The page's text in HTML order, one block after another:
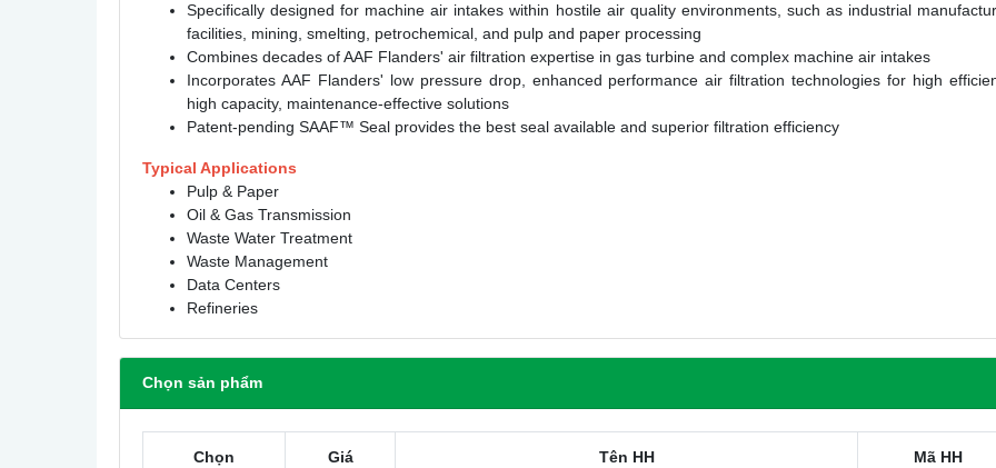
Specifically designed for machine air intakes within hostile air quality environments, such as industrial
facilities, mining, smelting, petrochemical, and pulp and paper processing
Combines decades of AAF Flanders' air filtration expertise in gas turbine and complex machine air intakes
Incorporates AAF Flanders' low pressure drop, enhanced performance air filtration technologies for high
high capacity, maintenance-effective solutions
Patent-pending SAAF™ Seal provides the best seal available and superior filtration efficiency
Typical Applications
Pulp & Paper
Oil & Gas Transmission
Waste Water Treatment
Waste Management
Data Centers
Refineries
Chọn sản phẩm
Chọn Giá Tên HH Mã HH